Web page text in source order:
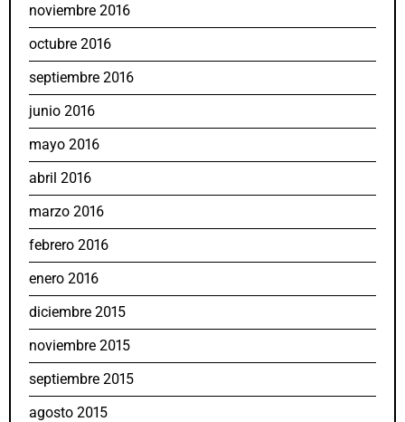
noviembre 2016
octubre 2016
septiembre 2016
junio 2016
mayo 2016
abril 2016
marzo 2016
febrero 2016
enero 2016
diciembre 2015
noviembre 2015
septiembre 2015
agosto 2015